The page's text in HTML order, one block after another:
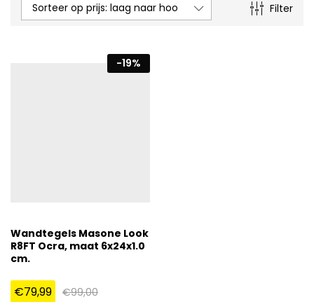
Filter
Sorteer op prijs: laag naar hoog
-19%
Wandtegels Masone Look
R8FT Ocra, maat 6x24x1.0
cm.
€79,99 €99,00